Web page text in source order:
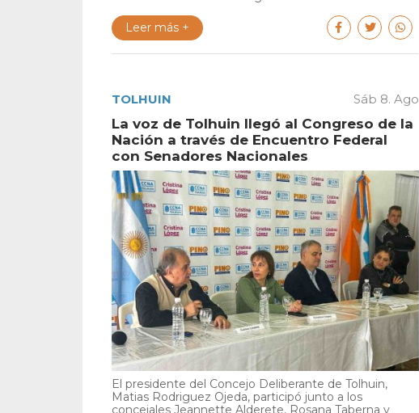
Leer más +
TOLHUIN Sáb 8. Ago
La voz de Tolhuin llegó al Congreso de la
Nación a través de Encuentro Federal
con Senadores Nacionales
El presidente del Concejo Deliberante de Tolhuin,
Matias Rodriguez Ojeda, participó junto a los
concejales Jeannette Alderete, Rosana Taberna y